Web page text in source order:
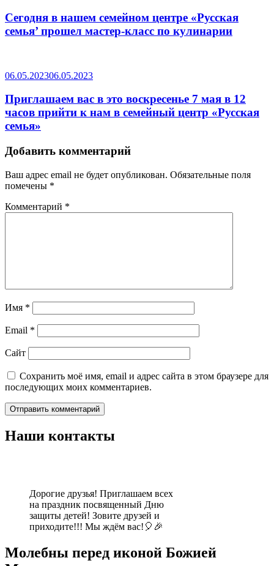
Сегодня в нашем семейном центре «Русская
семья’ прошел мастер-класс по кулинарии
06.05.202306.05.2023
Приглашаем вас в это воскресенье 7 мая в 12
часов прийти к нам в семейный центр «Русская
семья»
Добавить комментарий
Ваш адрес email не будет опубликован. Обязательные поля
помечены *
Комментарий *
Имя *
Email *
Сайт
Сохранить моё имя, email и адрес сайта в этом браузере для
последующих моих комментариев.
Наши контакты
Дорогие друзья! Приглашаем всех
на праздник посвященный Дню
защиты детей! Зовите друзей и
приходите!!! Мы ждём вас!🎈🎉
Молебны перед иконой Божией